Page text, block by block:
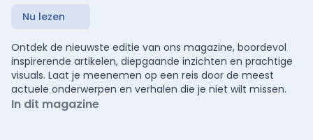
Nu lezen
Ontdek de nieuwste editie van ons magazine, boordevol
inspirerende artikelen, diepgaande inzichten en prachtige
visuals. Laat je meenemen op een reis door de meest
actuele onderwerpen en verhalen die je niet wilt missen.
In dit magazine